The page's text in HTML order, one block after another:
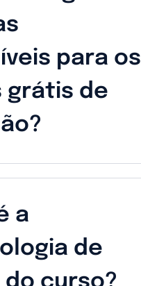
para os
grátis de
a
de